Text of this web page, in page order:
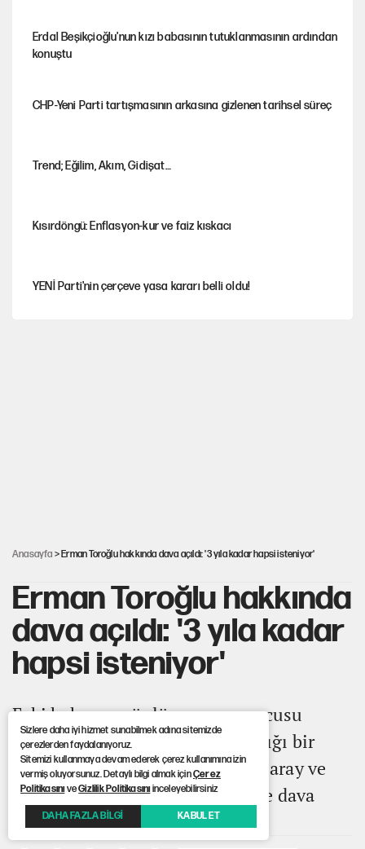
Erdal Beşikçioğlu'nun kızı babasının tutuklanmasının ardından
konuştu
CHP-Yeni Parti tartışmasının arkasına gizlenen tarihsel süreç
Trend; Eğilim, Akım, Gidişat…
Kısırdöngü: Enflasyon-kur ve faiz kıskacı
YENİ Parti'nin çerçeve yasa kararı belli oldu!
Anasayfa > Erman Toroğlu hakkında dava açıldı: '3 yıla kadar hapsi isteniyor'
Erman Toroğlu hakkında
dava açıldı: '3 yıla kadar
hapsi isteniyor'
Eski hakem ve ünlü spor yorumcusu
Erman Toroğlu hakkında, katıldığı bir
televizyon programında Galatasaray ve
TFF'ye yönelik sözleri nedeniyle dava
açıldı
Sizlere daha iyi hizmet sunabilmek adına sitemizde
çerezlerden faydalanıyoruz.
Sitemizi kullanmaya devam ederek çerez kullanımına izin
vermiş oluyorsunuz. Detaylı bilgi almak içinÇerez
PolitikasınıveGizlilik Politikasınıinceleyebilirsiniz
DAHA FAZLA BİLGİ KABUL ET